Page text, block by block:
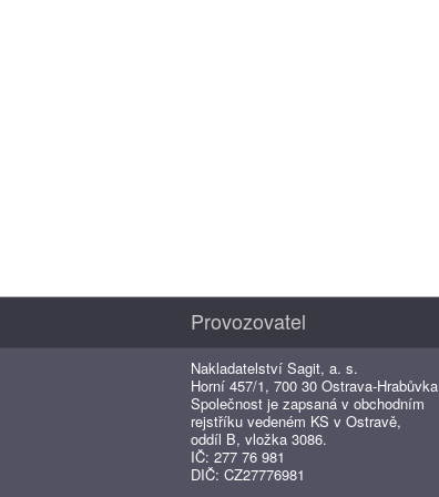
Provozovatel
Nakladatelství Sagit, a. s.
Horní 457/1, 700 30 Ostrava-Hrabůvka
Společnost je zapsaná v obchodním
rejstříku vedeném KS v Ostravě,
oddíl B, vložka 3086.
IČ: 277 76 981
DIČ: CZ27776981